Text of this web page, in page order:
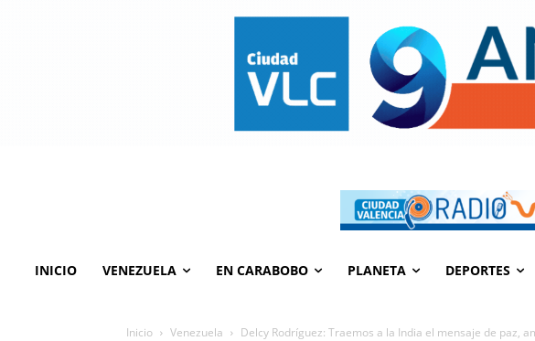
INICIO VENEZUELA EN CARABOBO PLANETA DEPORTES
Inicio Venezuela Delcy Rodríguez: Traemos a la India el mensaje de paz,